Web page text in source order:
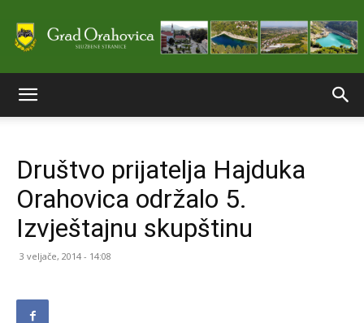
stranice
Grada
Društvo prijatelja Hajduka
Orahovica održalo 5.
Izvještajnu skupštinu
3 veljače, 2014 - 14:08